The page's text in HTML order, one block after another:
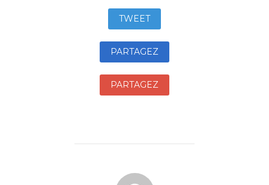
TWEET
PARTAGEZ
PARTAGEZ